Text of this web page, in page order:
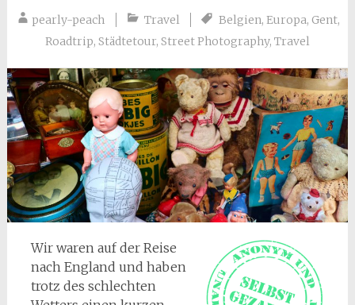
pearly-peach Travel Belgien,Europa, Gent,
Roadtrip, Städtetour, Street Photography, Travel
Wir waren auf der Reise
nach England und haben
trotz des schlechten